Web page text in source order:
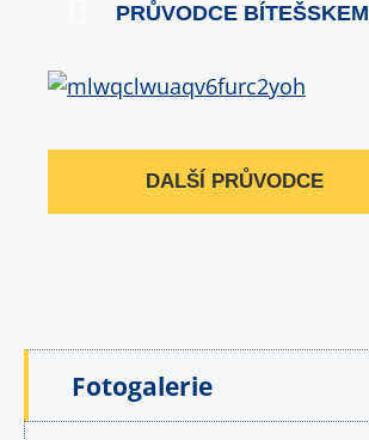
PRŮVODCE BÍTEŠSKEM
DALŠÍ PRŮVODCE
Fotogalerie